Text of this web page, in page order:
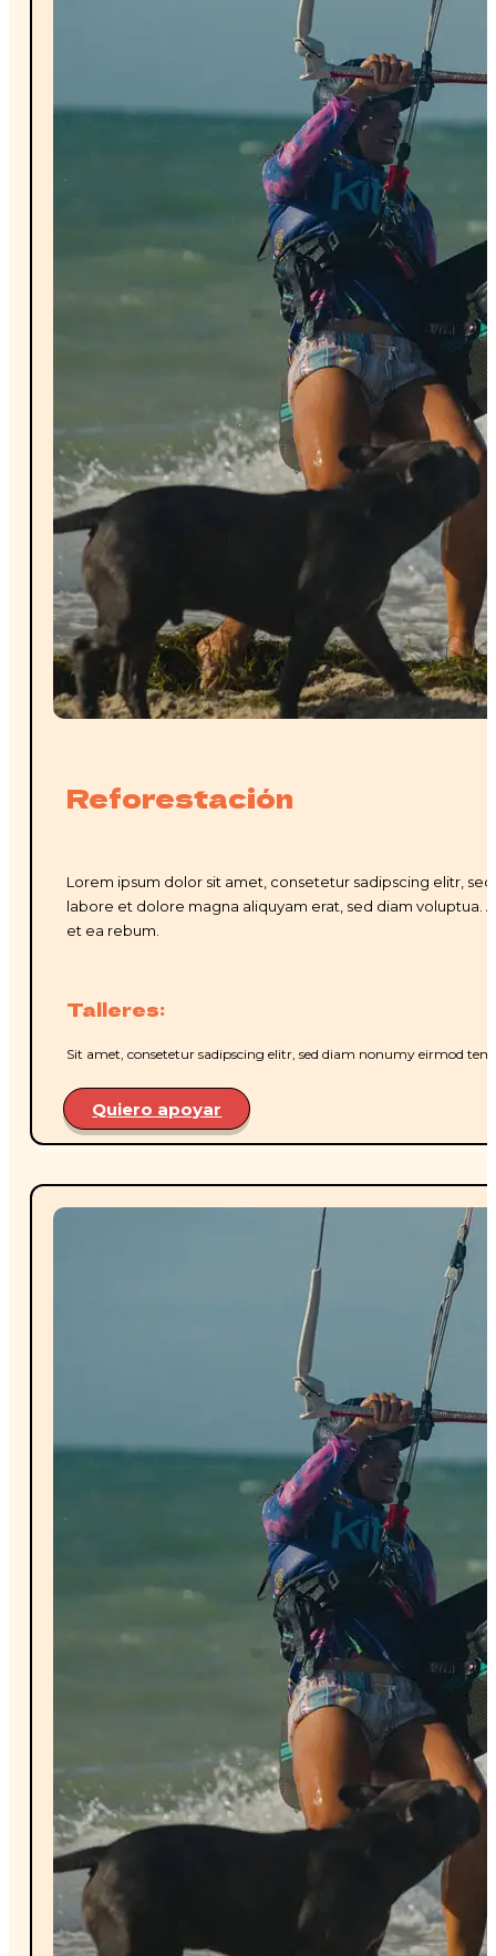
Reforestación
Lorem ipsum dolor sit amet, consetetur sadipscing elitr,
labore et dolore magna aliquyam erat, sed diam voluptua.
et ea rebum.
Talleres:
Sit amet, consetetur sadipscing elitr, sed diam nonumy eirmod
Quiero apoyar